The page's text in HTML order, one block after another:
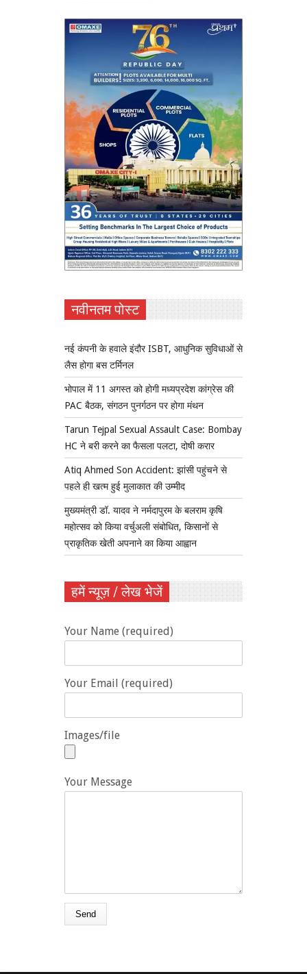
नवीनतम पोस्ट
नई कंपनी के हवाले इंदौर ISBT, आधुनिक सुविधाओं से
लैस होगा बस टर्मिनल
भोपाल में 11 अगस्त को होगी मध्यप्रदेश कांग्रेस की
PAC बैठक, संगठन पुनर्गठन पर होगा मंथन
Tarun Tejpal Sexual Assault Case: Bombay
HC ने बरी करने का फैसला पलटा, दोषी करार
Atiq Ahmed Son Accident: झांसी पहुंचने से
पहले ही खत्म हुई मुलाकात की उम्मीद
मुख्यमंत्री डॉ. यादव ने नर्मदापुरम के बलराम कृषि
महोत्सव को किया वर्चुअली संबोधित, किसानों से
प्राकृतिक खेती अपनाने का किया आह्वान
हमें न्यूज़ / लेख भेजें
Your Name (required)
Your Email (required)
Images/file
Your Message